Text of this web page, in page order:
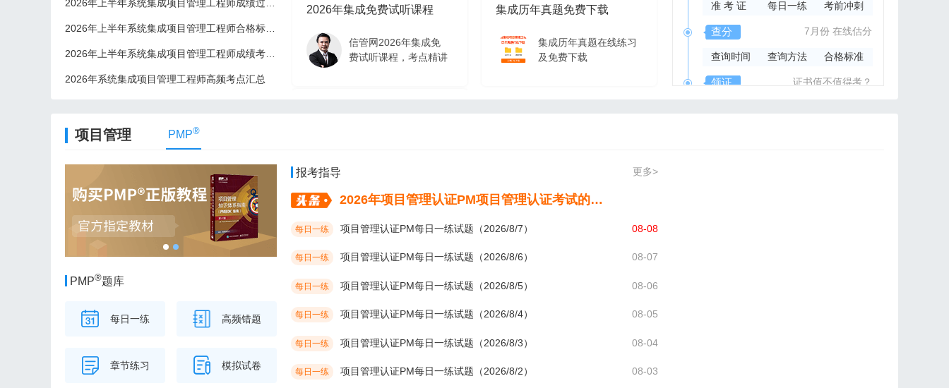
2026年系统集成项目管理工程师高频考点汇总
2026年集成免费试听课程
信管网2026年集成免
费试听课程，考点精讲
集成历年真题免费下载
集成历年真题在线练习
及免费下载
2026年集成官方指导书
2026系统集成项目管
理工程师官方指导教材
准 考 证
每日一练 考前冲刺
查分 7月份 在线估分
查询时间 查询方法 合格标准
领证 证书值不值得考？
项目管理 PMP®
PMP®题库
每日一练 高频错题
章节练习 模拟试卷
报考指导 更多>
2026年项目管理认证PM项目管理认证考试的流程（从报名到拿证）
每日一练 项目管理认证PM每日一练试题（2026/8/7） 08-08
每日一练 项目管理认证PM每日一练试题（2026/8/6） 08-07
每日一练 项目管理认证PM每日一练试题（2026/8/5） 08-06
每日一练 项目管理认证PM每日一练试题（2026/8/4） 08-05
每日一练 项目管理认证PM每日一练试题（2026/8/3） 08-04
每日一练 项目管理认证PM每日一练试题（2026/8/2） 08-03